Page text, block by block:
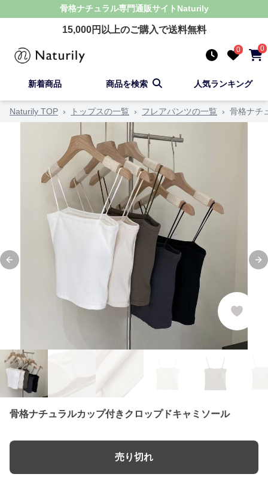
骨格ナチュラル専門通販サイト Naturily
15,000円以上のご購入で送料無料
0 0
新着商品 商品を検索 人気ランキング
Naturily TOP › トップスの一覧 › フレアパンツの一覧 › 骨格ナチ
Previous slide
骨格ナチュラルカップ付きクロップドキャミソール
売り切れ